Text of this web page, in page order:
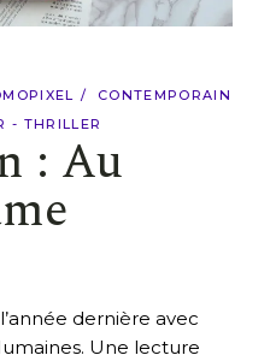
CONTEMPORAIN
- THRILLER
: Au
dernière avec
Une lecture